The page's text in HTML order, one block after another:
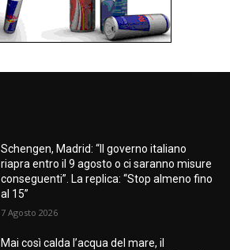
Schengen, Madrid: “Il governo italiano
riapra entro il 9 agosto o ci saranno misure
conseguenti”. La replica: “Stop almeno fino
al 15”
7 Agosto 2026
Mai così calda l’acqua del mare, il